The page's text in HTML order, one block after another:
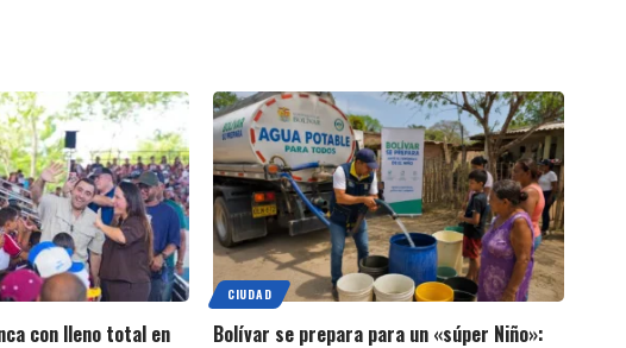
con lleno total en
CIUDAD
Bolívar se prepara para un «súper Niño»: